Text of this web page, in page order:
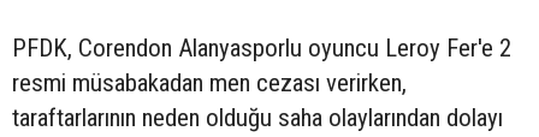
PFDK, Corendon Alanyasporlu oyuncu Leroy Fer'e 2
resmi müsabakadan men cezası verirken,
taraftarlarının neden olduğu saha olaylarından dolayı